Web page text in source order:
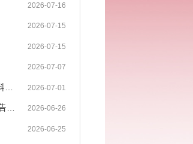
2026-07-16
2026-07-15
2026-07-15
2026-07-07
2026-07-01
开远市自然资源局关于举行《开远市2026年城镇标定地价体系更新成果（草案）》听证会的公告（ ... 2026-06-26
2026-06-25